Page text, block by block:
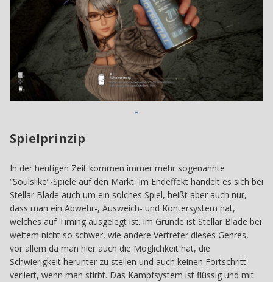
Spielprinzip
In der heutigen Zeit kommen immer mehr sogenannte
“Soulslike”-Spiele auf den Markt. Im Endeffekt handelt es sich bei
Stellar Blade auch um ein solches Spiel, heißt aber auch nur,
dass man ein Abwehr-, Ausweich- und Kontersystem hat,
welches auf Timing ausgelegt ist. Im Grunde ist Stellar Blade bei
weitem nicht so schwer, wie andere Vertreter dieses Genres,
vor allem da man hier auch die Möglichkeit hat, die
Schwierigkeit herunter zu stellen und auch keinen Fortschritt
verliert, wenn man stirbt. Das Kampfsystem ist flüssig und mit